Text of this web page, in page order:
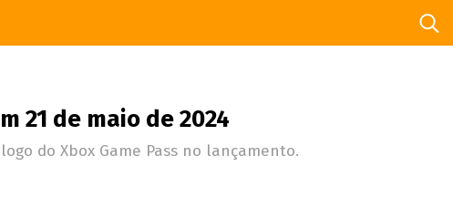
21 de maio de 2024
do Xbox Game Pass no lançamento.